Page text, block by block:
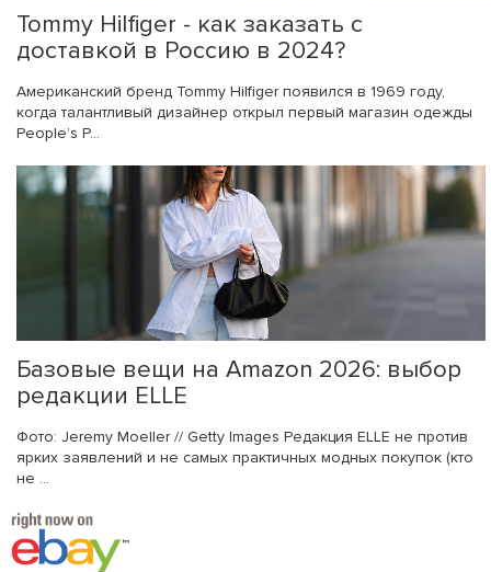
Tommy Hilfiger - как заказать с
доставкой в Россию в 2024?
Американский бренд Tommy Hilfiger появился в 1969 году,
когда талантливый дизайнер открыл первый магазин одежды
People’s P...
Базовые вещи на Amazon 2026: выбор
редакции ELLE
Фото: Jeremy Moeller // Getty Images Редакция ELLE не против
ярких заявлений и не самых практичных модных покупок (кто
не ...